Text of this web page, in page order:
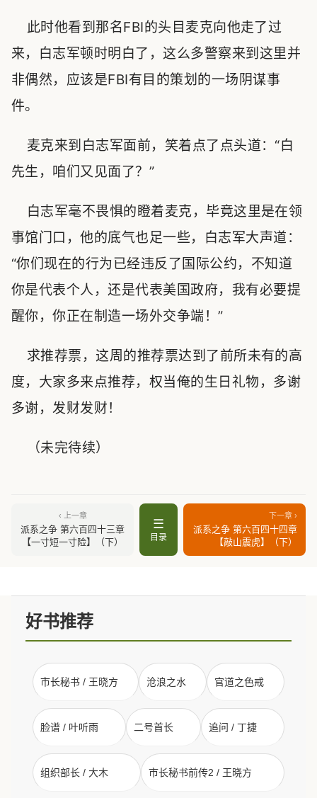
此时他看到那名FBI的头目麦克向他走了过
来，白志军顿时明白了，这么多警察来到这里并
非偶然，应该是FBI有目的策划的一场阴谋事
件。
麦克来到白志军面前，笑着点了点头道：“白
先生，咱们又见面了？”
白志军毫不畏惧的瞪着麦克，毕竟这里是在领
事馆门口，他的底气也足一些，白志军大声道：
“你们现在的行为已经违反了国际公约，不知道
你是代表个人，还是代表美国政府，我有必要提
醒你，你正在制造一场外交争端！”
求推荐票，这周的推荐票达到了前所未有的高
度，大家多来点推荐，权当俺的生日礼物，多谢
多谢，发财发财！
（未完待续）
‹ 上一章
派系之争 第六百四十三章
【一寸短一寸险】（下）
☰
目录
下一章 ›
派系之争 第六百四十四章
【敲山震虎】（下）
好书推荐
市长秘书 / 王晓方 沧浪之水 官道之色戒
脸谱 / 叶听雨 二号首长 追问 / 丁捷
组织部长 / 大木 市长秘书前传2 / 王晓方